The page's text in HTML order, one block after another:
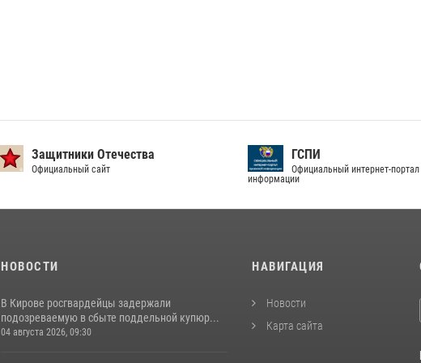
Защитники Отечества
Официальный сайт
ГСПИ
Официальный интернет-
информации
НОВОСТИ
В Кирове росгвардейцы задержали
подозреваемую в сбыте поддельной купюр...
04 августа 2026, 09:30
НАВИГАЦИЯ
Новости
Карта сайта